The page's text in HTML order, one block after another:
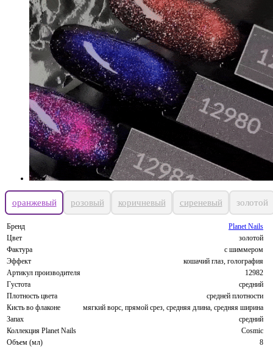
оранжевый розовый коричневый сиреневый золотой
Бренд
Planet Nails
Цвет
золотой
Фактура
с шиммером
Эффект
кошачий глаз, голография
Артикул производителя
12982
Густота
средний
Плотность цвета
средней плотности
Кисть во флаконе
мягкий ворс, прямой срез, средняя длина, средняя ширина
Запах
средний
Коллекция Planet Nails
Cosmic
Объем (мл)
8